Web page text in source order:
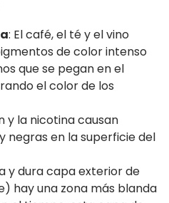
: El café, el té y el vino
de color intenso
que se pegan en el
el color de los
y la nicotina causan
negras en la superficie del
y dura capa exterior de
hay una zona más blanda